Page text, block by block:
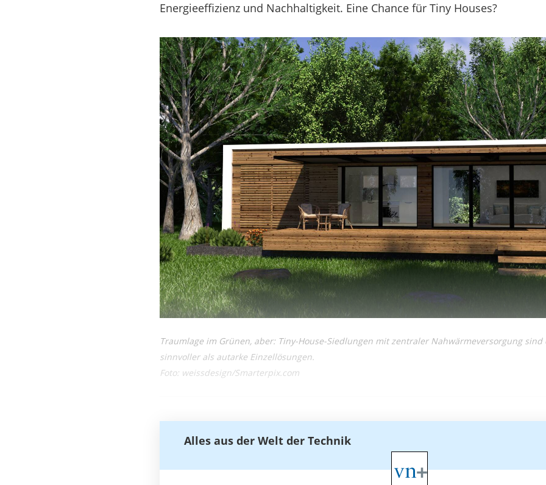
Energieeffizienz und Nachhaltigkeit. Eine Chance für Tiny Houses?
Traumlage im Grünen, aber: Tiny-House-Siedlungen mit zentraler Nahwärmeversorgung
sinnvoller als autarke Einzellösungen.
Foto: weissdesign/Smarterpix.com
Alles aus der Welt der Technik